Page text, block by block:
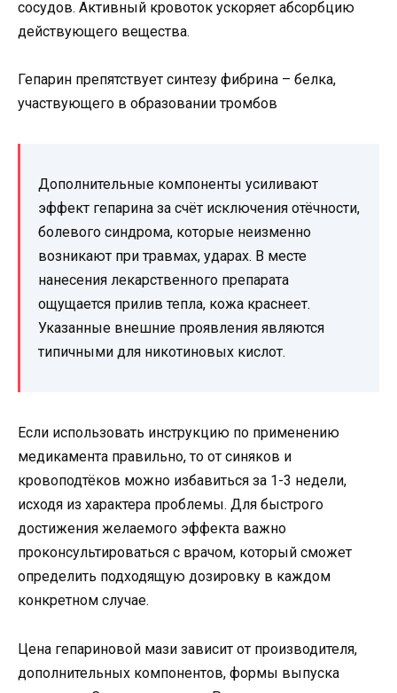
сосудов. Активный кровоток ускоряет абсорбцию
действующего вещества.
Гепарин препятствует синтезу фибрина – белка,
участвующего в образовании тромбов
Дополнительные компоненты усиливают
эффект гепарина за счёт исключения отёчности,
болевого синдрома, которые неизменно
возникают при травмах, ударах. В месте
нанесения лекарственного препарата
ощущается прилив тепла, кожа краснеет.
Указанные внешние проявления являются
типичными для никотиновых кислот.
Если использовать инструкцию по применению
медикамента правильно, то от синяков и
кровоподтёков можно избавиться за 1-3 недели,
исходя из характера проблемы. Для быстрого
достижения желаемого эффекта важно
проконсультироваться с врачом, который сможет
определить подходящую дозировку в каждом
конкретном случае.
Цена гепариновой мази зависит от производителя,
дополнительных компонентов, формы выпуска